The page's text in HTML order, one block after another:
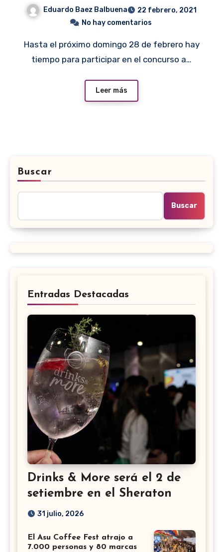
Eduardo Baez Balbuena
22 febrero, 2021
No hay comentarios
Hasta el próximo domingo 28 de febrero hay
tiempo para participar en el concurso a…
Leer más
Buscar
Buscar
Entradas Destacadas
Drinks & More será el 2 de
setiembre en el Sheraton
31 julio, 2026
El Asu Coffee Fest atrajo a
7.000 personas y 80 marcas